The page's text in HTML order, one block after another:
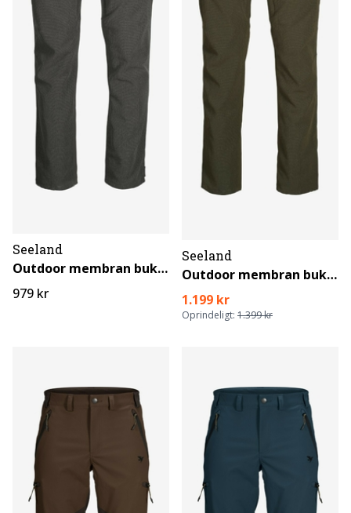
Seeland
Outdoor membran bukser
979 kr
Seeland
Outdoor membran bukser
1.199 kr
Oprindeligt: 1.399 kr